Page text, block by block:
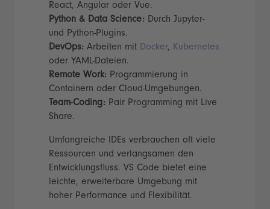
React, Angular oder Vue.
Python & Data Science: Durch Jupyter-
und Python-Plugins.
DevOps: Arbeiten mit Docker, Kubernetes
oder YAML-Dateien.
Remote Work: Programmierung in
Containern oder Cloud-Umgebungen.
Team-Coding: Pair Programming mit Live
Share.
Umfangreiche IDEs verbrauchen oft viele
Ressourcen und verlangsamen den
Entwicklungsfluss. VS Code bietet eine
leichte, erweiterbare Umgebung mit
hoher Performance und Flexibilität.